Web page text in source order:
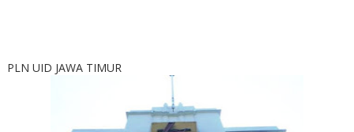
PLN UID JAWA TIMUR